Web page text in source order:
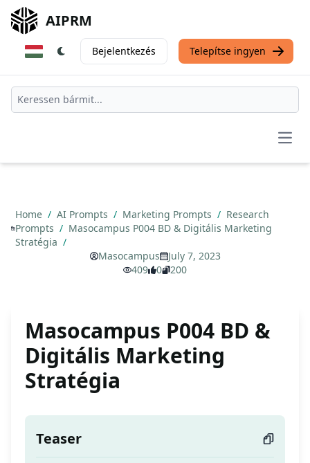
AIPRM
Bejelentkezés Telepítse ingyen
Home / AI Prompts / Marketing Prompts / Research
Prompts / Masocampus P004 BD & Digitális Marketing
Stratégia /
Masocampus
July 7, 2023
409
0 200
Masocampus P004 BD &
Digitális Marketing
Stratégia
Teaser